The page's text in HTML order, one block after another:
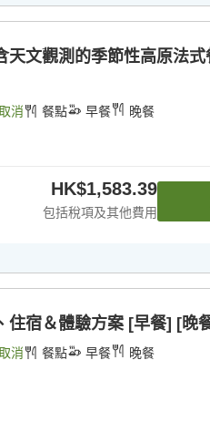
天文觀測的季節性高原法
消 餐點 早餐 晚餐
HK$1,583.39
包括稅項及其他費用
住宿＆體驗方案 [早餐] [晚
消 餐點 早餐 晚餐